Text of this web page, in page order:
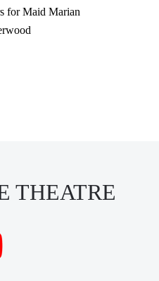
for Maid Marian
THEATRE